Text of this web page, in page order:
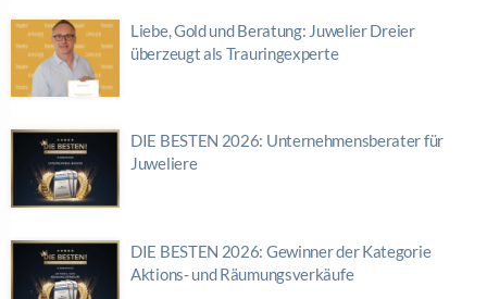
Liebe, Gold und Beratung: Juwelier Dreier
überzeugt als Trauringexperte
DIE BESTEN 2026: Unternehmensberater für
Juweliere
DIE BESTEN 2026: Gewinner der Kategorie
Aktions- und Räumungsverkäufe